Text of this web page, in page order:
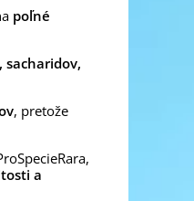
poľné
sacharidov,
, pretože
a